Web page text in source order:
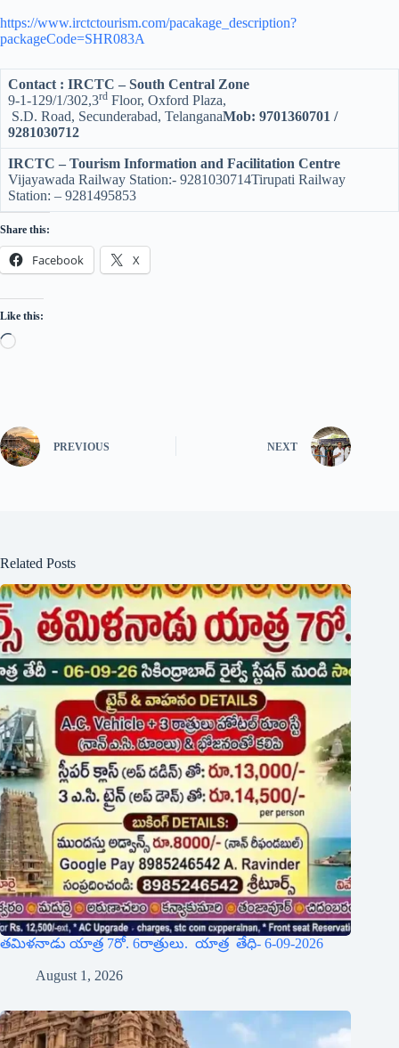
తమిళనాడు యాత్ర 7రో. 6రాత్రులు. యాత్ర తేధి- 6-09-2026
August 1, 2026
కర్ణాటక యాత్ర 2-9-26 బై ఎ.సి. ట్రైన్ +నాన్ ఎ.సి.రూంస్,ఫుడ్+
యాత్రలో ఎ.సి.వెహికిల్ తో ఒక్కరికి రూ.13,000.
July 31, 2026